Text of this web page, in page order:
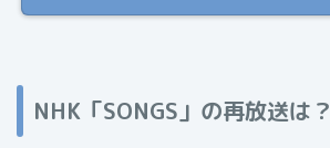
NHK「SONGS」の再放送は？